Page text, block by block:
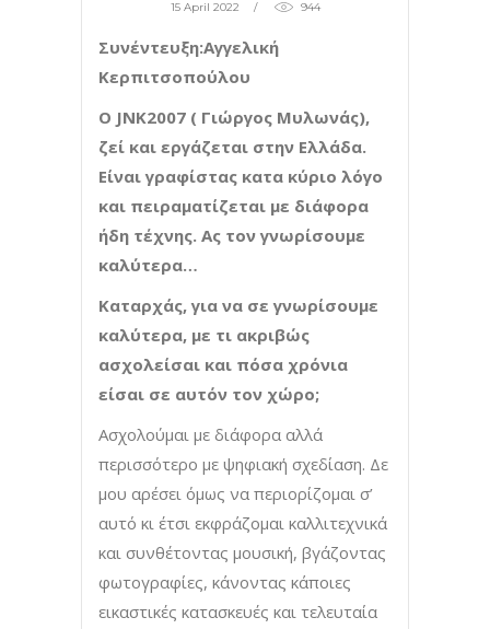
15 April 2022 944
Συνέντευξη:Αγγελική
Κερπιτσοπούλου
Ο JNK2007 ( Γιώργος Μυλωνάς),
ζεί και εργάζεται στην Ελλάδα.
Είναι γραφίστας κατα κύριο λόγο
και πειραματίζεται με διάφορα
ήδη τέχνης. Ας τον γνωρίσουμε
καλύτερα…
Καταρχάς, για να σε γνωρίσουμε
καλύτερα, με τι ακριβώς
ασχολείσαι και πόσα χρόνια
είσαι σε αυτόν τον χώρο;
Ασχολούμαι με διάφορα αλλά
περισσότερο με ψηφιακή σχεδίαση. Δε
μου αρέσει όμως να περιορίζομαι σ’
αυτό κι έτσι εκφράζομαι καλλιτεχνικά
και συνθέτοντας μουσική, βγάζοντας
φωτογραφίες, κάνοντας κάποιες
εικαστικές κατασκευές και τελευταία